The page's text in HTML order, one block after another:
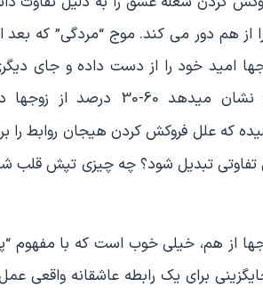
از هم دور می کند. موج “مردگی” که
امید خود را از دست داده و جای
از زندگی مشترک خود اقدام به
که علل فروکش کردن هیجان روابط
تفاوتی تبدیل شود؟ چه چیزی تپش قلب
از هم، خیلی خوب است که با مفهوم
برای یک رابطه عاشقانه واقعی